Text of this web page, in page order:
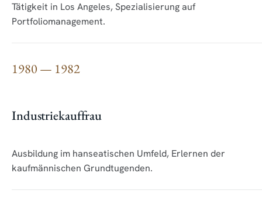
Tätigkeit in Los Angeles, Spezialisierung auf
Portfoliomanagement.
1980 — 1982
Industriekauffrau
Ausbildung im hanseatischen Umfeld, Erlernen der
kaufmännischen Grundtugenden.